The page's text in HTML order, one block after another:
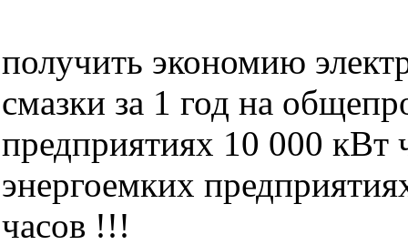
получить экономию
смазки за 1 год на
предприятиях 10 000 кВт
энергоемких
часов !!!